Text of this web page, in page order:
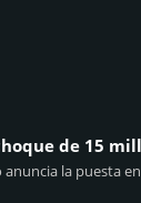
de 15
anuncia la puesta